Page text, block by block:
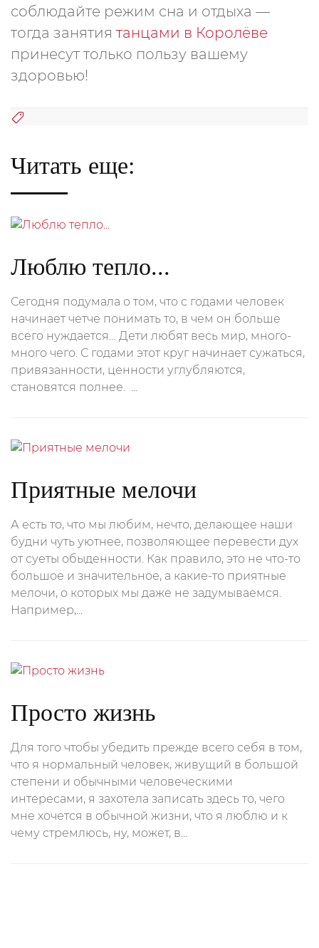
соблюдайте режим сна и отдыха —
тогда занятия танцами в Королёве
принесут только пользу вашему
здоровью!
Читать еще:
Люблю тепло...
Сегодня подумала о том, что с годами человек
начинает четче понимать то, в чем он больше
всего нуждается… Дети любят весь мир, много-
много чего. С годами этот круг начинает сужаться,
привязанности, ценности углубляются,
становятся полнее. ...
Приятные мелочи
А есть то, что мы любим, нечто, делающее наши
будни чуть уютнее, позволяющее перевести дух
от суеты обыденности. Как правило, это не что-то
большое и значительное, а какие-то приятные
мелочи, о которых мы даже не задумываемся.
Например,...
Просто жизнь
Для того чтобы убедить прежде всего себя в том,
что я нормальный человек, живущий в большой
степени и обычными человеческими
интересами, я захотела записать здесь то, чего
мне хочется в обычной жизни, что я люблю и к
чему стремлюсь, ну, может, в...